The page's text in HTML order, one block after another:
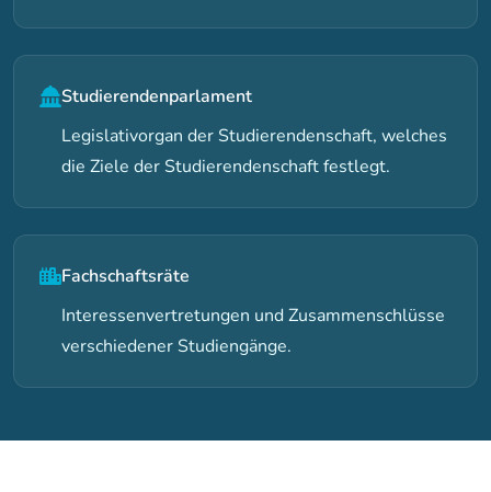
Studierendenparlament
Legislativorgan der Studierendenschaft, welches
die Ziele der Studierendenschaft festlegt.
Fachschaftsräte
Interessenvertretungen und Zusammenschlüsse
verschiedener Studiengänge.